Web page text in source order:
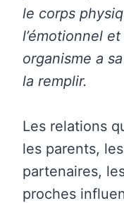
le corps
l’émotionnel
organisme a
la remplir.
Les relations
les parents,
partenaires,
proches